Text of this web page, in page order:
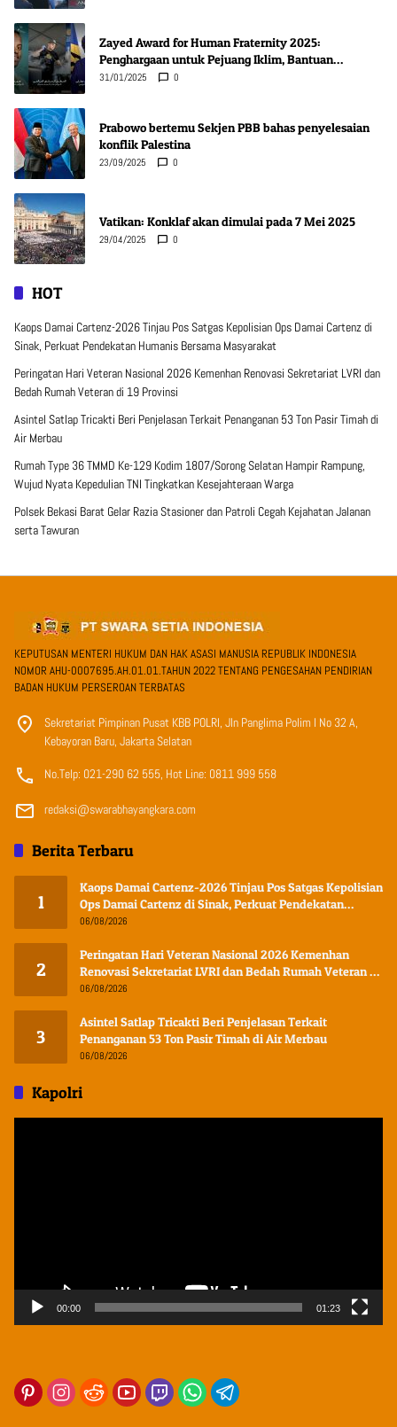
Zayed Award for Human Fraternity 2025:
Penghargaan untuk Pejuang Iklim, Bantuan
Kemanusiaan, dan Inovasi Kesehatan
31/01/2025 0
Prabowo bertemu Sekjen PBB bahas penyelesaian
konflik Palestina
23/09/2025 0
Vatikan: Konklaf akan dimulai pada 7 Mei 2025
29/04/2025 0
HOT
Kaops Damai Cartenz-2026 Tinjau Pos Satgas Kepolisian Ops Damai Cartenz di
Sinak, Perkuat Pendekatan Humanis Bersama Masyarakat
Peringatan Hari Veteran Nasional 2026 Kemenhan Renovasi Sekretariat LVRI dan
Bedah Rumah Veteran di 19 Provinsi
Asintel Satlap Tricakti Beri Penjelasan Terkait Penanganan 53 Ton Pasir Timah di
Air Merbau
Rumah Type 36 TMMD Ke-129 Kodim 1807/Sorong Selatan Hampir Rampung,
Wujud Nyata Kepedulian TNI Tingkatkan Kesejahteraan Warga
Polsek Bekasi Barat Gelar Razia Stasioner dan Patroli Cegah Kejahatan Jalanan
serta Tawuran
KEPUTUSAN MENTERI HUKUM DAN HAK ASASI MANUSIA REPUBLIK INDONESIA
NOMOR AHU-0007695.AH.01.01.TAHUN 2022 TENTANG PENGESAHAN PENDIRIAN
BADAN HUKUM PERSEROAN TERBATAS
Sekretariat Pimpinan Pusat KBB POLRI, Jln Panglima Polim I No 32 A,
Kebayoran Baru, Jakarta Selatan
No.Telp: 021-290 62 555, Hot Line: 0811 999 558
redaksi@swarabhayangkara.com
Berita Terbaru
1
Kaops Damai Cartenz-2026 Tinjau Pos Satgas Kepolisian
Ops Damai Cartenz di Sinak, Perkuat Pendekatan
Humanis Bersama Masyarakat
06/08/2026
2
Peringatan Hari Veteran Nasional 2026 Kemenhan
Renovasi Sekretariat LVRI dan Bedah Rumah Veteran di
19 Provinsi
06/08/2026
3
Asintel Satlap Tricakti Beri Penjelasan Terkait
Penanganan 53 Ton Pasir Timah di Air Merbau
06/08/2026
Kapolri
00:00 01:23